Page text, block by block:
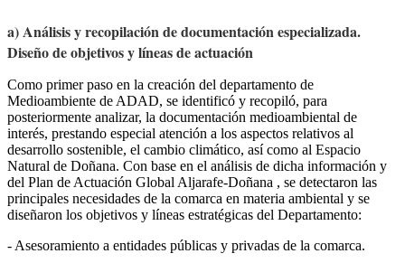
a) Análisis y recopilación de documentación especializada.
Diseño de objetivos y líneas de actuación
Como primer paso en la creación del departamento de
Medioambiente de ADAD, se identificó y recopiló, para
posteriormente analizar, la documentación medioambiental de
interés, prestando especial atención a los aspectos relativos al
desarrollo sostenible, el cambio climático, así como al Espacio
Natural de Doñana. Con base en el análisis de dicha información y
del Plan de Actuación Global Aljarafe-Doñana , se detectaron las
principales necesidades de la comarca en materia ambiental y se
diseñaron los objetivos y líneas estratégicas del Departamento:
- Asesoramiento a entidades públicas y privadas de la comarca.